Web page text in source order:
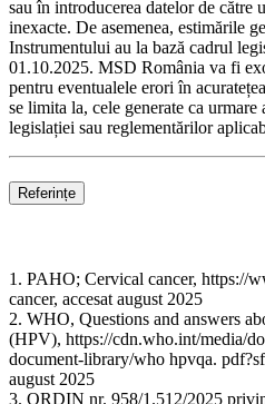
sau în introducerea datelor de către
inexacte. De asemenea, estimările
Instrumentului au la bază cadrul
01.10.2025. MSD România va fi
pentru eventualele erori în
se limita la, cele generate ca
legislației sau reglementărilor
Referințe
1. PAHO; Cervical cancer, https://
cancer, accesat august 2025
2. WHO, Questions and answers
(HPV), https://cdn.who.int/media/
document-library/who hpvqa.
august 2025
3. ORDIN nr. 958/1.512/2025